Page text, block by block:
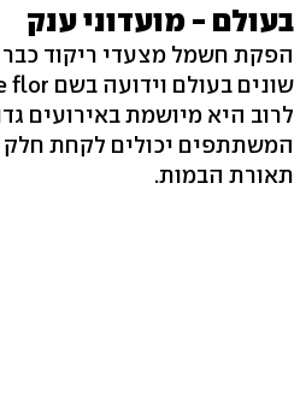
בעולם - מועדוני ענק
הפקת חשמל מצעדי ריקוד
לרוב היא מיושמת באירועים
המשתתפים יכולים לקחת חלק
תאורת הבמות.